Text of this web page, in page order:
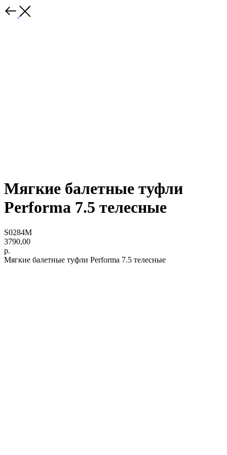
Мягкие балетные туфли
Performa 7.5 телесные
S0284M
3790,00
р.
Мягкие балетные туфли Performa 7.5 телесные